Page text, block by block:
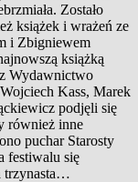
Zostało
książek i wrażeń ze
i Zbigniewem
książką
Wydawnictwo
Kass, Marek
podjęli się
również inne
puchar Starosty
festiwalu się
trzynasta…